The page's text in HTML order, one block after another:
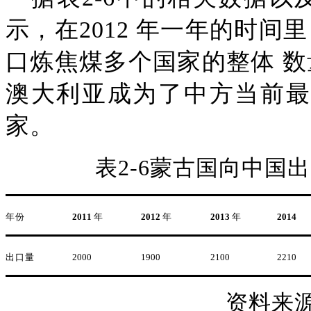
示，在2012 年一年的时间
口炼焦煤多个国家的整体
澳大利亚成为了中方当前
家。
表2-6蒙古国向中国
年份 2011 年 2012 年 2013 年 2014
出口量 2000 1900 2100 2210
资料来